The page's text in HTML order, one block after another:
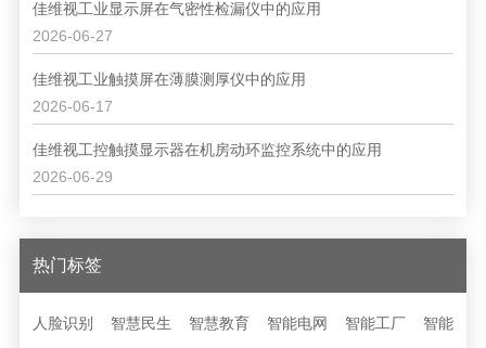
佳维视工业显示屏在气密性检漏仪中的应用
2026-06-27
佳维视工业触摸屏在薄膜测厚仪中的应用
2026-06-17
佳维视工控触摸显示器在机房动环监控系统中的应用
2026-06-29
热门标签
人脸识别 智慧民生 智慧教育 智能电网 智能工厂
智能